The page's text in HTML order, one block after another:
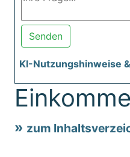
Senden
KI-Nutzungshinweise
zum